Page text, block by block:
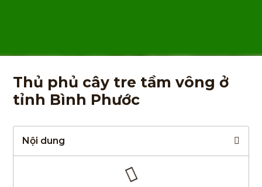
Thủ phủ cây tre tầm vông ở
tỉnh Bình Phước
Nội dung